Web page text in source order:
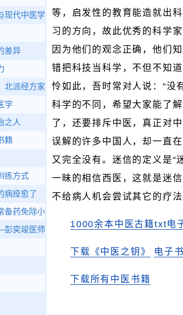
等，启发性的教育能造就出
习的方向，故此优秀的科学
因为他们的观念正确，他们
错把科技当科学，不但不知
怜如此，吾时常对人说：“没
科学的不同，希望大家能了
了，还要排斥中医，真正对
误解的许多中国人，却一直
又完全没有。迷信的定义是“
一昧的相信西医，这就是迷
不给病人机会尝试其它的疗
1000余本中医古籍txt电
下载《中医之钥》 电子
下载所有中医书籍
现代中医学的差异
差异
北派经方家与南方温病派如何区别二者呢?
学
之人
籍
练方式
病痊愈了
备药免除小病痛
奕竣医师